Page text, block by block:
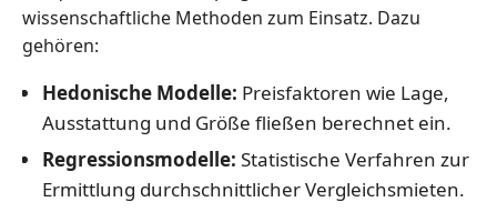
wissenschaftliche Methoden zum Einsatz. Dazu
gehören:
Hedonische Modelle: Preisfaktoren wie Lage,
Ausstattung und Größe fließen berechnet ein.
Regressionsmodelle: Statistische Verfahren zur
Ermittlung durchschnittlicher Vergleichsmieten.